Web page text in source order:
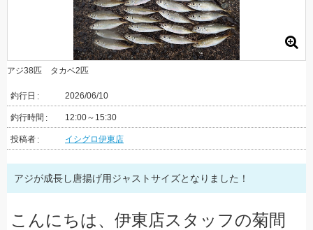
アジ38匹 タカベ2匹
釣行日 2026/06/10
釣行時間 12:00～15:30
投稿者 イシグロ伊東店
アジが成長し唐揚げ用ジャストサイズとなりました！
こんにちは、伊東店スタッフの菊間